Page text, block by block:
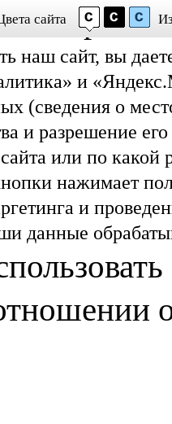
наш сайт, вы
и
(сведения о
и разрешение
сайта или по
нажимает
и
данные
сайта